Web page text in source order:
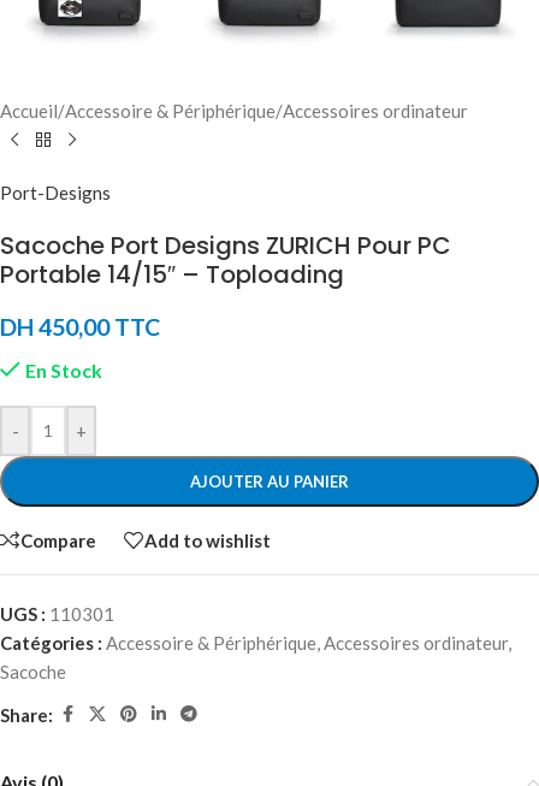
Accueil/Accessoire & Périphérique/Accessoires ordinateur
Port-Designs
Sacoche Port Designs ZURICH Pour PC
Portable 14/15″ – Toploading
DH 450,00TTC
En Stock
- +
AJOUTER AU PANIER
Compare Add to wishlist
UGS : 110301
Catégories : Accessoire & Périphérique,Accessoires ordinateur,
Sacoche
Share: